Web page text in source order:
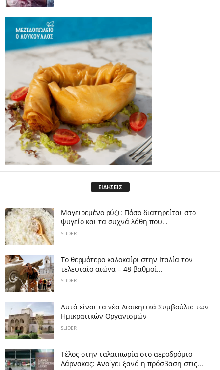
ΕΙΔΗΣΕΙΣ
Μαγειρεμένο ρύζι: Πόσο διατηρείται στο
ψυγείο και τα συχνά λάθη που...
SLIDER
Το θερμότερο καλοκαίρι στην Ιταλία τον
τελευταίο αιώνα – 48 βαθμοί...
SLIDER
Αυτά είναι τα νέα Διοικητικά Συμβούλια των
Ημικρατικών Οργανισμών
SLIDER
Tέλος στην ταλαιπωρία στο αεροδρόμιο
Λάρνακας: Ανοίγει ξανά η πρόσβαση στις...